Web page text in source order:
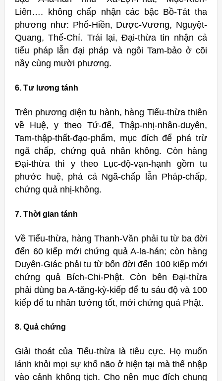
Liên…. không chấp nhận các bậc Bồ-Tát tha
phương như: Phổ-Hiền, Dược-Vương, Nguyệt-
Quang, Thế-Chí. Trái lại, Đại-thừa tin nhận cả
tiểu pháp lẫn đại pháp và ngôi Tam-bảo ở cõi
nầy cùng mười phương.
6. Tư lương tánh
Trên phương diện tu hành, hàng Tiểu-thừa thiên
về Huệ, y theo Tứ-đế, Thập-nhị-nhân-duyên,
Tam-thập-thất-đạo-phẩm, mục đích để phá trừ
ngã chấp, chứng quả nhân không. Còn hàng
Đại-thừa thì y theo Lục-độ-vạn-hạnh gồm tu
phước huệ, phá cả Ngã-chấp lẫn Pháp-chấp,
chứng quả nhị-không.
7. Thời gian tánh
Về Tiểu-thừa, hàng Thanh-Văn phải tu từ ba đời
đến 60 kiếp mới chứng quả A-la-hán; còn hàng
Duyên-Giác phải tu từ bốn đời đến 100 kiếp mới
chứng quả Bích-Chi-Phật. Còn bên Đại-thừa
phải dùng ba A-tăng-kỳ-kiếp để tu sáu độ và 100
kiếp để tu nhân tướng tốt, mới chứng quả Phật.
8. Quả chứng
Giải thoát của Tiểu-thừa là tiêu cực. Họ muốn
lánh khỏi mọi sự khổ não ở hiện tại mà thể nhập
vào cảnh không tịch. Cho nên mục đích chung